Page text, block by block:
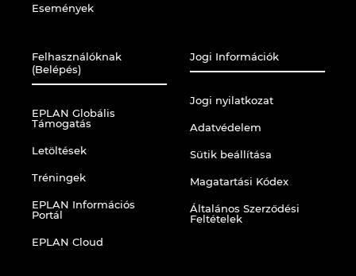
Események
Felhasználóknak
(Belépés)
EPLAN Globális
Támogatás
Letöltések
Tréningek
EPLAN Információs
Portál
EPLAN Cloud
Jogi Információk
Jogi nyilatkozat
Adatvédelem
Sütik beállítása
Magatartási Kódex
Általános Szerződési
Feltételek